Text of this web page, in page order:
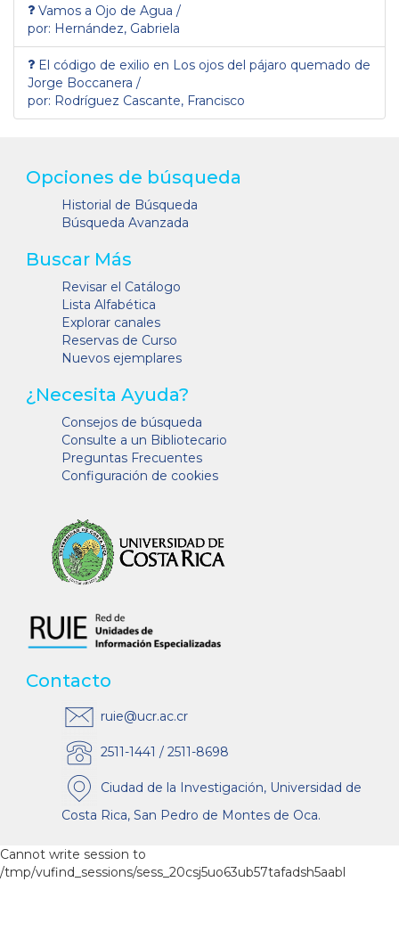
Vamos a Ojo de Agua /
por: Hernández, Gabriela
El código de exilio en Los ojos del pájaro quemado de
Jorge Boccanera /
por: Rodríguez Cascante, Francisco
Opciones de búsqueda
Historial de Búsqueda
Búsqueda Avanzada
Buscar Más
Revisar el Catálogo
Lista Alfabética
Explorar canales
Reservas de Curso
Nuevos ejemplares
¿Necesita Ayuda?
Consejos de búsqueda
Consulte a un Bibliotecario
Preguntas Frecuentes
Configuración de cookies
Contacto
ruie@ucr.ac.cr
2511-1441 / 2511-8698
Ciudad de la Investigación, Universidad de
Costa Rica, San Pedro de Montes de Oca.
Cannot write session to
/tmp/vufind_sessions/sess_20csj5uo63ub57tafadsh5aabl